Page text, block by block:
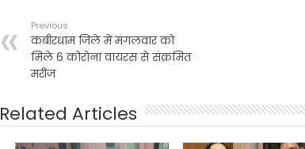
Previous
कबीरधाम जिले में मंगलवार को
मिले 6 कोरोना वायरस से संक्रमित
मरीज
Related Articles